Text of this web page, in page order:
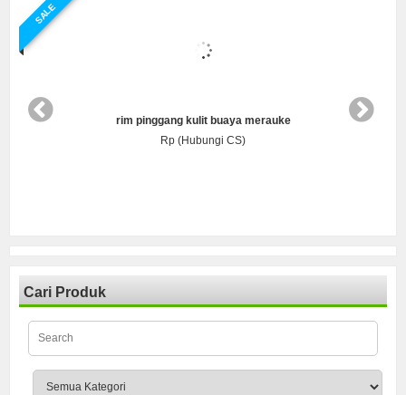
SALE
rim pinggang kulit buaya merauke
Rp (Hubungi CS)
Cari Produk